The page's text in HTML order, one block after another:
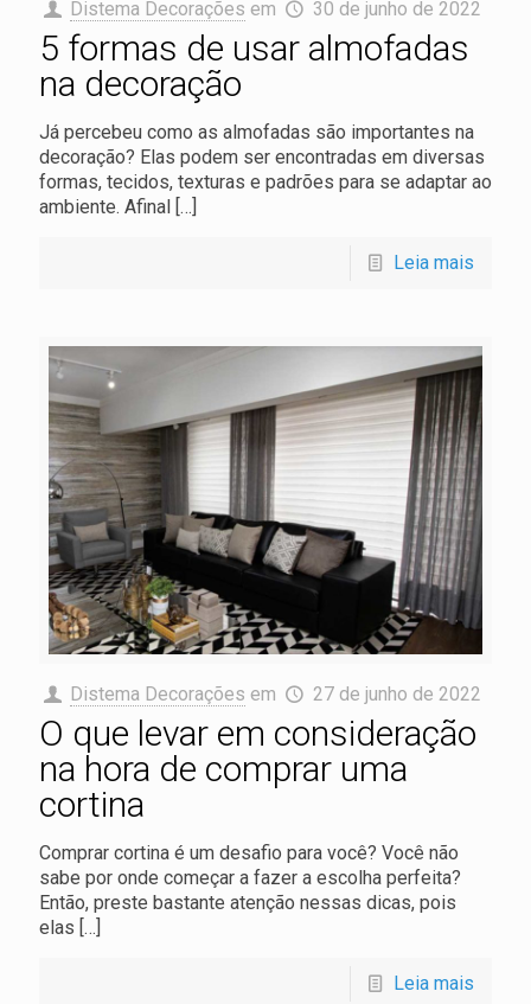
Distema Decorações em 30 de junho de 2022
5 formas de usar almofadas
na decoração
Já percebeu como as almofadas são importantes na
decoração? Elas podem ser encontradas em diversas
formas, tecidos, texturas e padrões para se adaptar ao
ambiente. Afinal […]
Leia mais
Distema Decorações em 27 de junho de 2022
O que levar em consideração
na hora de comprar uma
cortina
Comprar cortina é um desafio para você? Você não
sabe por onde começar a fazer a escolha perfeita?
Então, preste bastante atenção nessas dicas, pois
elas […]
Leia mais